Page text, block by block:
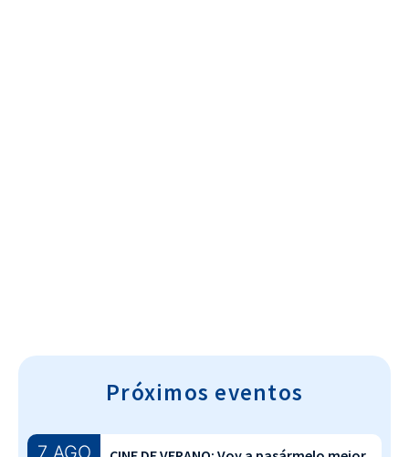
Próximos eventos
7 AGO